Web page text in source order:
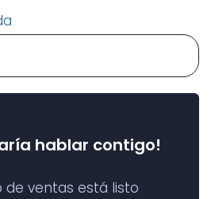
ejecución
hablar contigo!
de ventas está listo